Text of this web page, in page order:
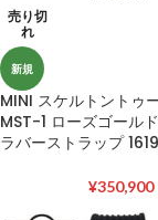
売り切
れ
新規
MINI スケルトントゥ
MST-1 ローズゴール
ラバーストラップ
¥350,900